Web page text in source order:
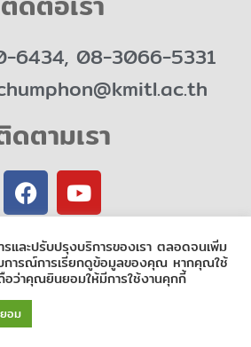
6434, 08-3066-5331
ดตามเรา
F
a
c
e
b
o
k
Y
o
u
t
u
b
of Chumphon
รและปรับปรุงบริการของเรา ตลอดจนเพิ่ม
การณ์การเรียกดูข้อมูลของคุณ หากคุณใช้
อว่าคุณยินยอมให้มีการใช้งานคุกกี้
อม